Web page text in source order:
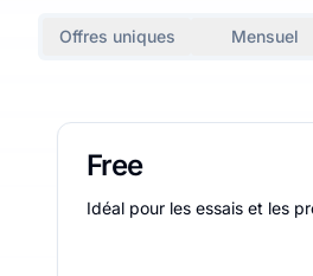
Offres uniques Mensuel
Free
Idéal pour les essais et les